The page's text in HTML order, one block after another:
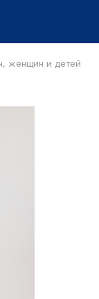
женщин и детей